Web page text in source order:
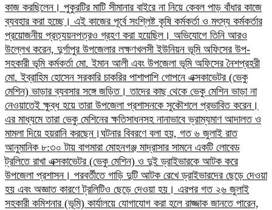
কাজ করছিলেন। পুকুরটির মাটি সীমানার বাইরে না নিয়ে কেবল পাড় বাঁধার কাজে
ব্যবহার করা হচ্ছে। এই কাজের পূর্বে সংশ্লিষ্ট কৃষি কর্মকর্তা ও মৎস্য কর্মকর্তার
প্রয়োজনীয় প্রত্যয়নপত্রও গ্রহণ করা হয়েছিল।​ অভিযোগে তিনি আরও
উল্লেখ করেন, দুর্গাপুর উপজেলার লক্ষণখলসী ইউনিয়ন ভূমি অফিসের উপ-
সহকারী ভূমি কর্মকর্তা মো. ইমান আলী এবং উপজেলা ভূমি অফিসের নৈশপ্রহরী
মো. ইব্রাহিম হোসেন সরকারি চাকরির পাশাপাশি গোপনে এক্সকাভেটর (ভেকু
মেশিন) ভাড়ার ব্যবসার সঙ্গে জড়িত। তাদের কাছ থেকে ভেকু মেশিন ভাড়া না
নেওয়াতেই ক্ষুব্ধ হয়ে তারা উপজেলা প্রশাসনকে সুকৌশলে প্রভাবিত করেন।
এর মাধ্যমে তারা ভেকু মেশিনের ক্ষতিসাধনসহ নানাভাবে ভ্রাম্যমাণ আদালত ও
মামলা দিয়ে হয়রানি করছেন।​ঘটনার বিবরণে বলা হয়, গত ৬ জুলাই রাত
আনুমানিক ৮:৩০ টায় বাগমারা মোহনগঞ্জ মাদ্রাসার সামনে একটি লোবেড
ট্রলিতে রাখা এক্সকাভেটর (ভেকু মেশিন) ও দুই ড্রাইভারকে আটক করে
উপজেলা প্রশাসন। পরবর্তীতে গাড়ি দুটি আটক রেখে ড্রাইভারদের ছেড়ে দেওয়া
হয় এবং অজ্ঞাত কারণে ট্রলিটিও ছেড়ে দেওয়া হয়। এরপর গত ২৬ জুলাই
সহকারী কমিশনার (ভূমি) কার্যালয়ে যোগাযোগ করা হলে রাজ্জাক জানতে পারেন,